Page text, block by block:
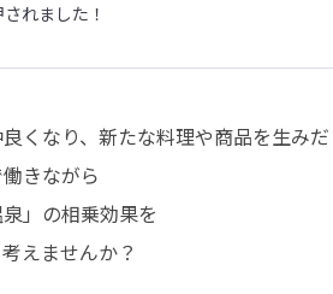
れました！
くなり、新たな料理や商品を生みだ
きながら
」の相乗効果を
えませんか？